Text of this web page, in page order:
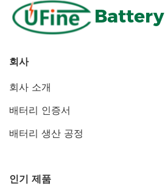
Battery
회사
회사 소개
배터리 인증서
배터리 생산 공정
인기 제품